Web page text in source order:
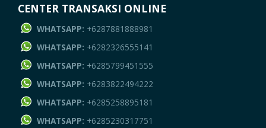
CENTER TRANSAKSI ONLINE
WHATSAPP: +6287881888981
WHATSAPP: +6282326555141
WHATSAPP: +6285799451555
WHATSAPP: +6283822494222
WHATSAPP: +6285258895181
WHATSAPP: +6285230317751